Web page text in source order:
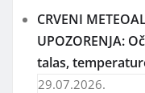
CRVENI
UPOZORENJA:
talas,
29.07.2026.